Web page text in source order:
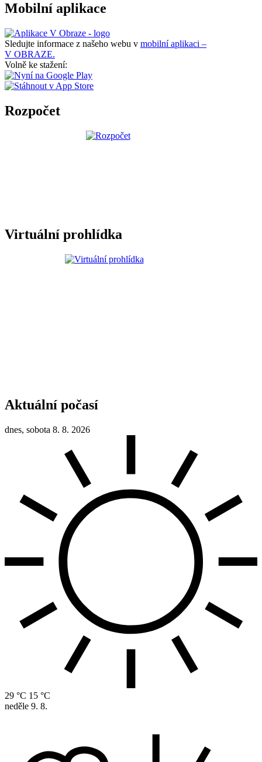
Mobilní aplikace
Sledujte informace z našeho webu v mobilní aplikaci –
V OBRAZE.
Volně ke stažení:
Rozpočet
Virtuální prohlídka
Aktuální počasí
dnes, sobota 8. 8. 2026
29 °C 15 °C
neděle 9. 8.